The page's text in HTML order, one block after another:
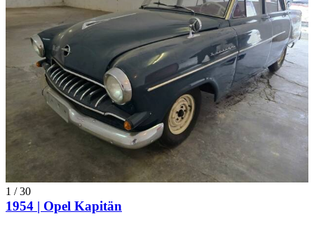
1 /30
1954 | Opel Kapitän